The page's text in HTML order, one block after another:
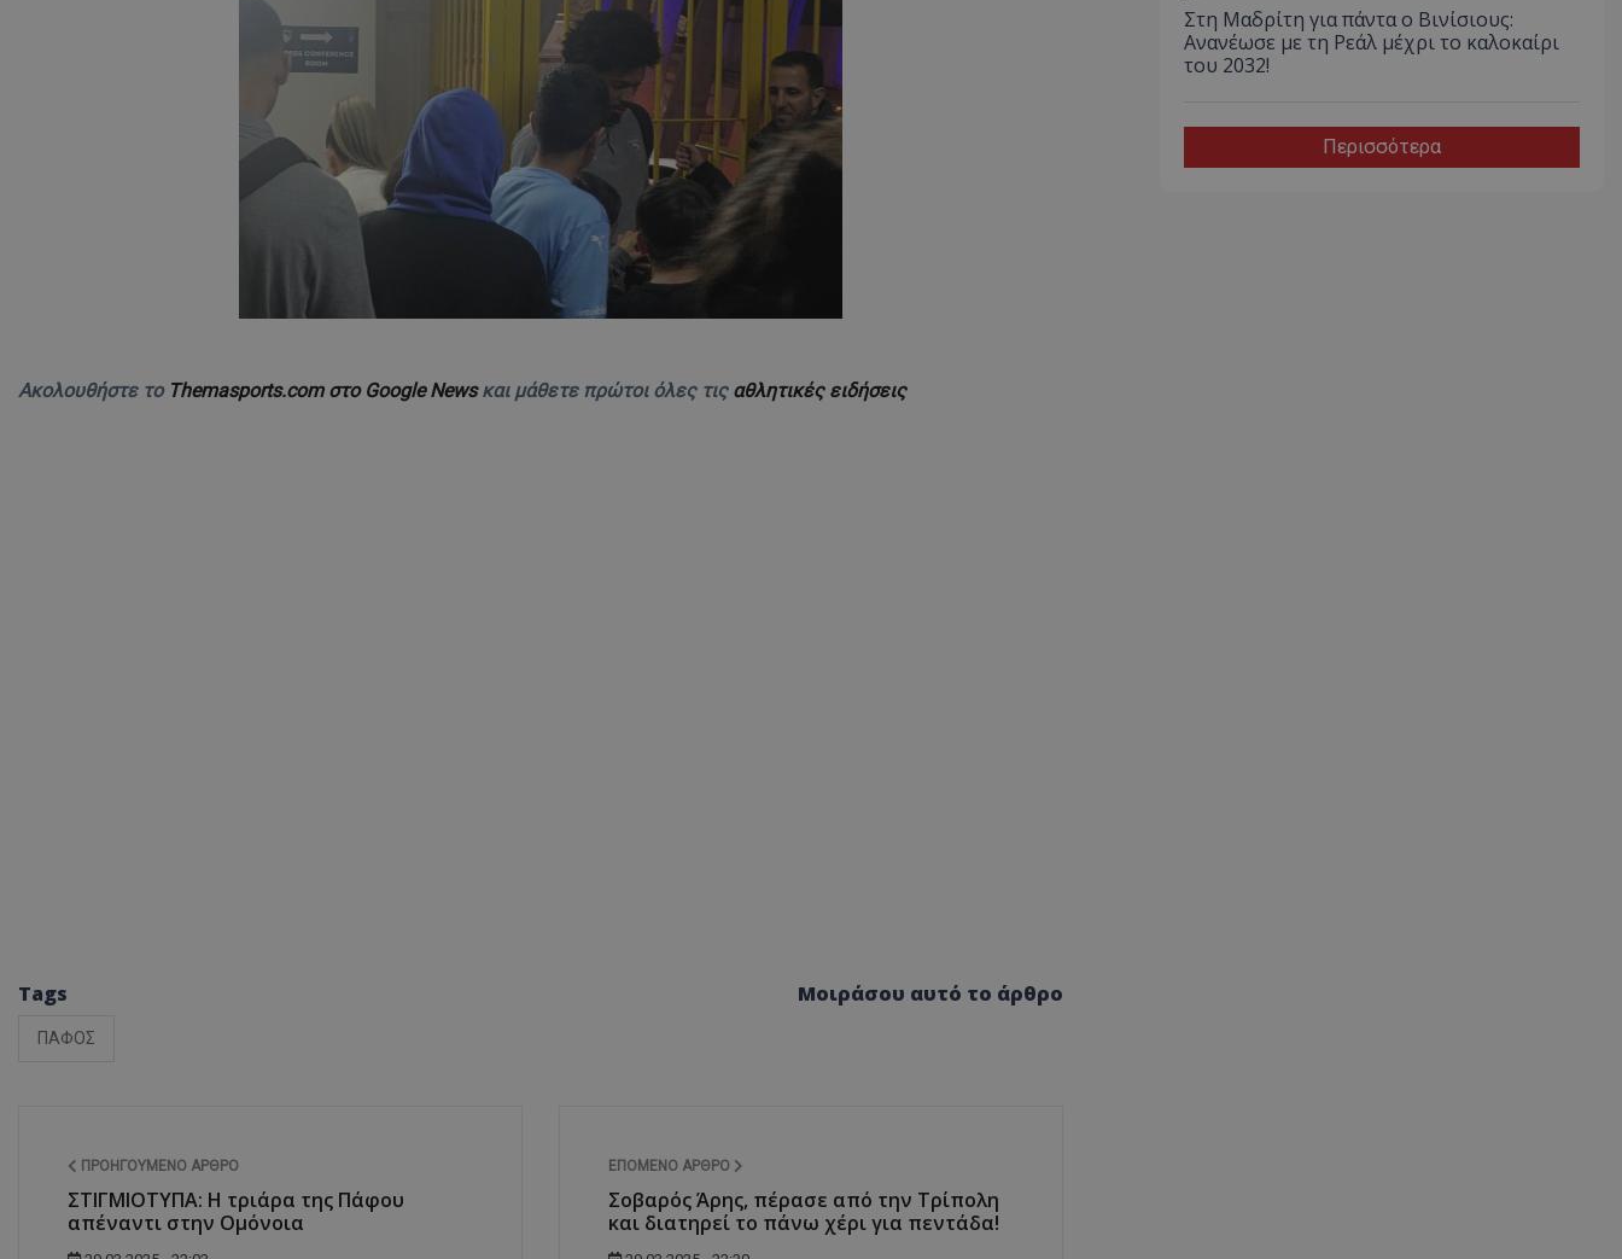
Ακολουθήστε το Themasports.com στο Google Newsκαι μάθετε πρώτοι όλες τις αθλητικές ειδήσεις
Tags
ΠΑΦΟΣ
Μοιράσου αυτό το άρθρο
ΠΡΟΗΓΟΎΜΕΝΟ ΆΡΘΡΟ
ΣΤΙΓΜΙΟΤΥΠΑ: Η τριάρα της Πάφου
απέναντι στην Ομόνοια
ΕΠΌΜΕΝΟ ΆΡΘΡΟ
Σοβαρός Άρης, πέρασε από την Τρίπολη
και διατηρεί το πάνω χέρι για πεντάδα!
Στη Μαδρίτη για πάντα ο Βινίσιους:
Ανανέωσε με τη Ρεάλ μέχρι το καλοκαίρι
του 2032!
Περισσότερα